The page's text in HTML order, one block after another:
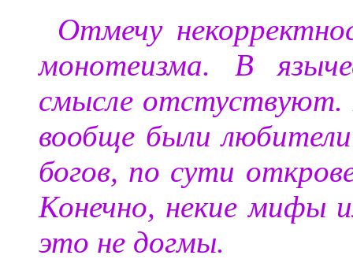
Отмечу
монотеизма. В
смысле отстуствуют.
вообще были
богов, по сути
Конечно, некие мифы
это не догмы.